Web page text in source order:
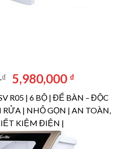
₫ Giá
gốc
là:
7,990,000 ₫.
5,980,000 ₫Giá
hiện
tại
là:
R05 | 6 BỘ | ĐỂ BÀN – ĐỘC
| NHỎ GỌN | AN TOÀN,
KIỆM ĐIỆN |